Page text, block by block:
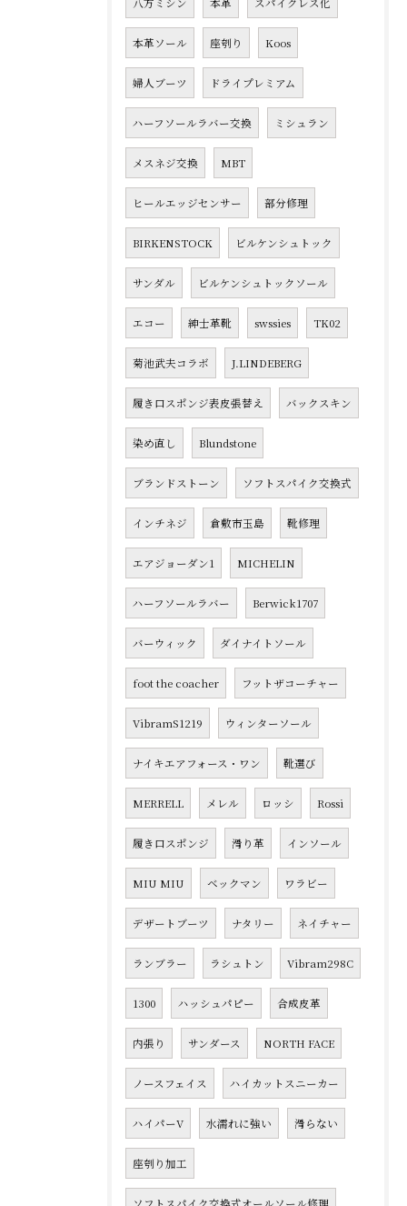
本革ソール 座刳り Koos
婦人ブーツ ドライプレミアム
ハーフソールラバー交換 ミシュラン
メスネジ交換 MBT
ヒールエッジセンサー 部分修理
BIRKENSTOCK ビルケンシュトック
サンダル ビルケンシュトックソール
エコー 紳士革靴 swssies TK02
菊池武夫コラボ J.LINDEBERG
履き口スポンジ表皮張替え バックスキン
染め直し Blundstone
ブランドストーン ソフトスパイク交換式
インチネジ 倉敷市玉島 靴修理
エアジョーダン1 MICHELIN
ハーフソールラバー Berwick1707
バーウィック ダイナイトソール
foot the coacher フットザコーチャー
VibramS1219 ウィンターソール
ナイキエアフォース・ワン 靴選び
MERRELL メレル ロッシ Rossi
履き口スポンジ 滑り革 インソール
MIU MIU ベックマン ワラビー
デザートブーツ ナタリー ネイチャー
ランブラー ラシュトン Vibram298C
1300 ハッシュパピー 合成皮革
内張り サンダース NORTH FACE
ノースフェイス ハイカットスニーカー
ハイパーV 水濡れに強い 滑らない
座刳り加工